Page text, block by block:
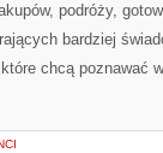
podróży,
bardziej
chcą poznawać